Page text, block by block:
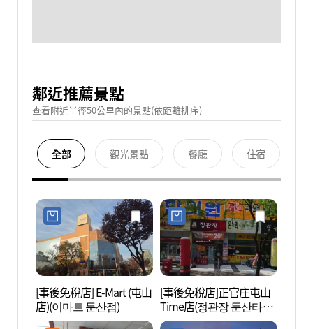
鄰近推薦景點
查看附近半徑50公里內的景點(依距離排序)
全部 觀光景點 餐廳 住宿
[事後免稅店] E-Mart (屯山
店)(이마트 둔산점)
[事後免稅店]正官庄屯山
Time店(정관장 둔산타임
점)